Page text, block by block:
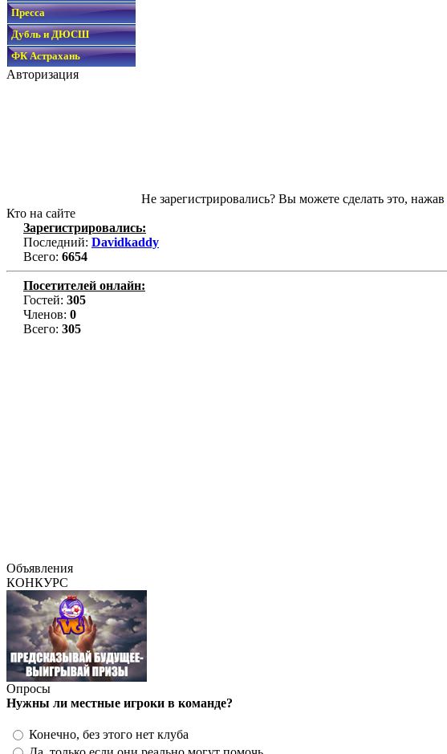
Пресса
Дубль и ДЮСШ
ФК Астрахань
Авторизация
Не зарегистрировались? Вы можете сделать это, нажав
Кто на сайте
Зарегистрировались:
Последний: Davidkaddy
Всего: 6654
Посетителей онлайн:
Гостей: 305
Членов: 0
Всего: 305
Объявления
КОНКУРС
Опросы
Нужны ли местные игроки в команде?
Конечно, без этого нет клуба